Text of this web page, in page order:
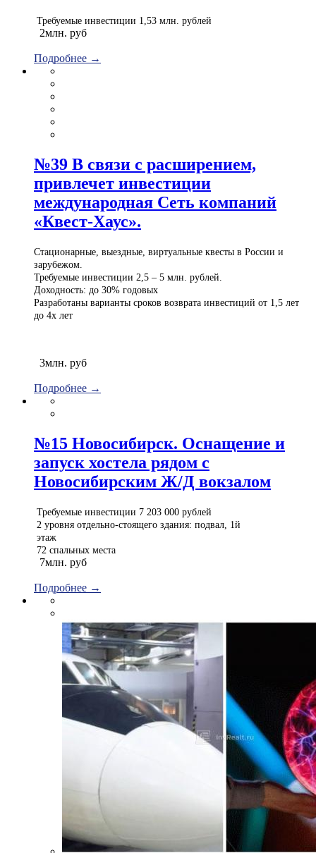
Требуемые инвестиции 1,53 млн. рублей
2млн. руб
Подробнее →
№39 В связи с расширением,
привлечет инвестиции
международная Сеть компаний
«Квест-Хаус».
Стационарные, выездные, виртуальные квесты в России и
зарубежом.
Требуемые инвестиции 2,5 – 5 млн. рублей.
Доходность: до 30% годовых
Разработаны варианты сроков возврата инвестиций от 1,5 лет
до 4х лет
3млн. руб
Подробнее →
№15 Новосибирск. Оснащение и
запуск хостела рядом с
Новосибирским Ж/Д вокзалом
Требуемые инвестиции 7 203 000 рублей
2 уровня отдельно-стоящего здания: подвал, 1й
этаж
72 спальных места
7млн. руб
Подробнее →